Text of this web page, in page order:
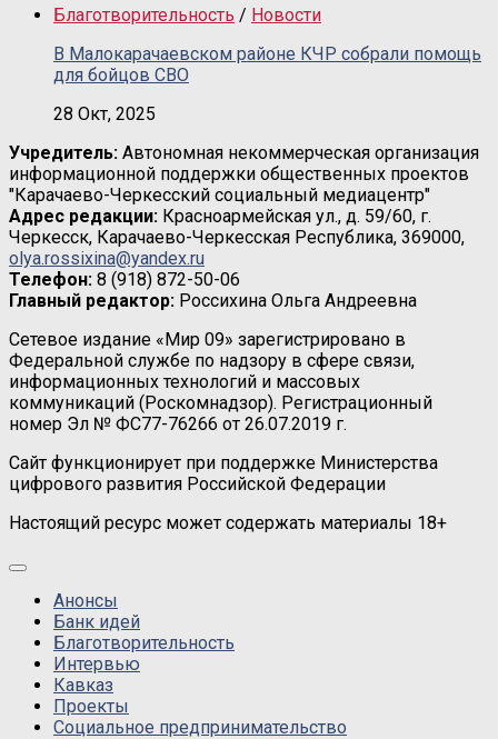
Благотворительность / Новости
В Малокарачаевском районе КЧР собрали помощь
для бойцов СВО
28 Окт, 2025
Учредитель: Автономная некоммерческая организация
информационной поддержки общественных проектов
"Карачаево-Черкесский социальный медиацентр"
Адрес редакции: Красноармейская ул., д. 59/60, г.
Черкесск, Карачаево-Черкесская Республика, 369000,
olya.rossixina@yandex.ru
Телефон: 8 (918) 872-50-06
Главный редактор: Россихина Ольга Андреевна
Сетевое издание «Мир 09» зарегистрировано в
Федеральной службе по надзору в сфере связи,
информационных технологий и массовых
коммуникаций (Роскомнадзор). Регистрационный
номер Эл № ФС77-76266 от 26.07.2019 г.
Сайт функционирует при поддержке Министерства
цифрового развития Российской Федерации
Настоящий ресурс может содержать материалы 18+
Анонсы
Банк идей
Благотворительность
Интервью
Кавказ
Проекты
Социальное предпринимательство